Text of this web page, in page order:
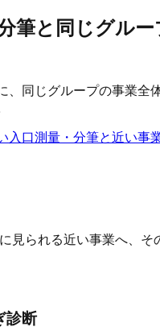
筆と同じグルー
、同じグループの事業全
入口測量・分筆と近い事
見られる近い事業へ、そ
診断